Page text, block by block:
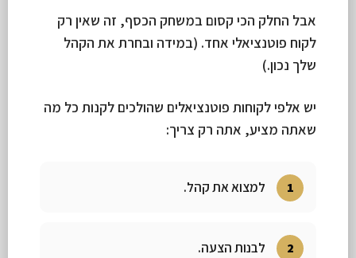
אבל החלק הכי קסום במשחק הכסף, זה שאין רק
לקוח פוטנציאלי אחד. (במידה ובחרת את הקהל
שלך נכון.)
יש אלפי לקוחות פוטנציאלים שהולכים לקנות כל מה
שאתה מציע, אתה רק צריך:
למצוא את קהל.
לבנות הצעה.